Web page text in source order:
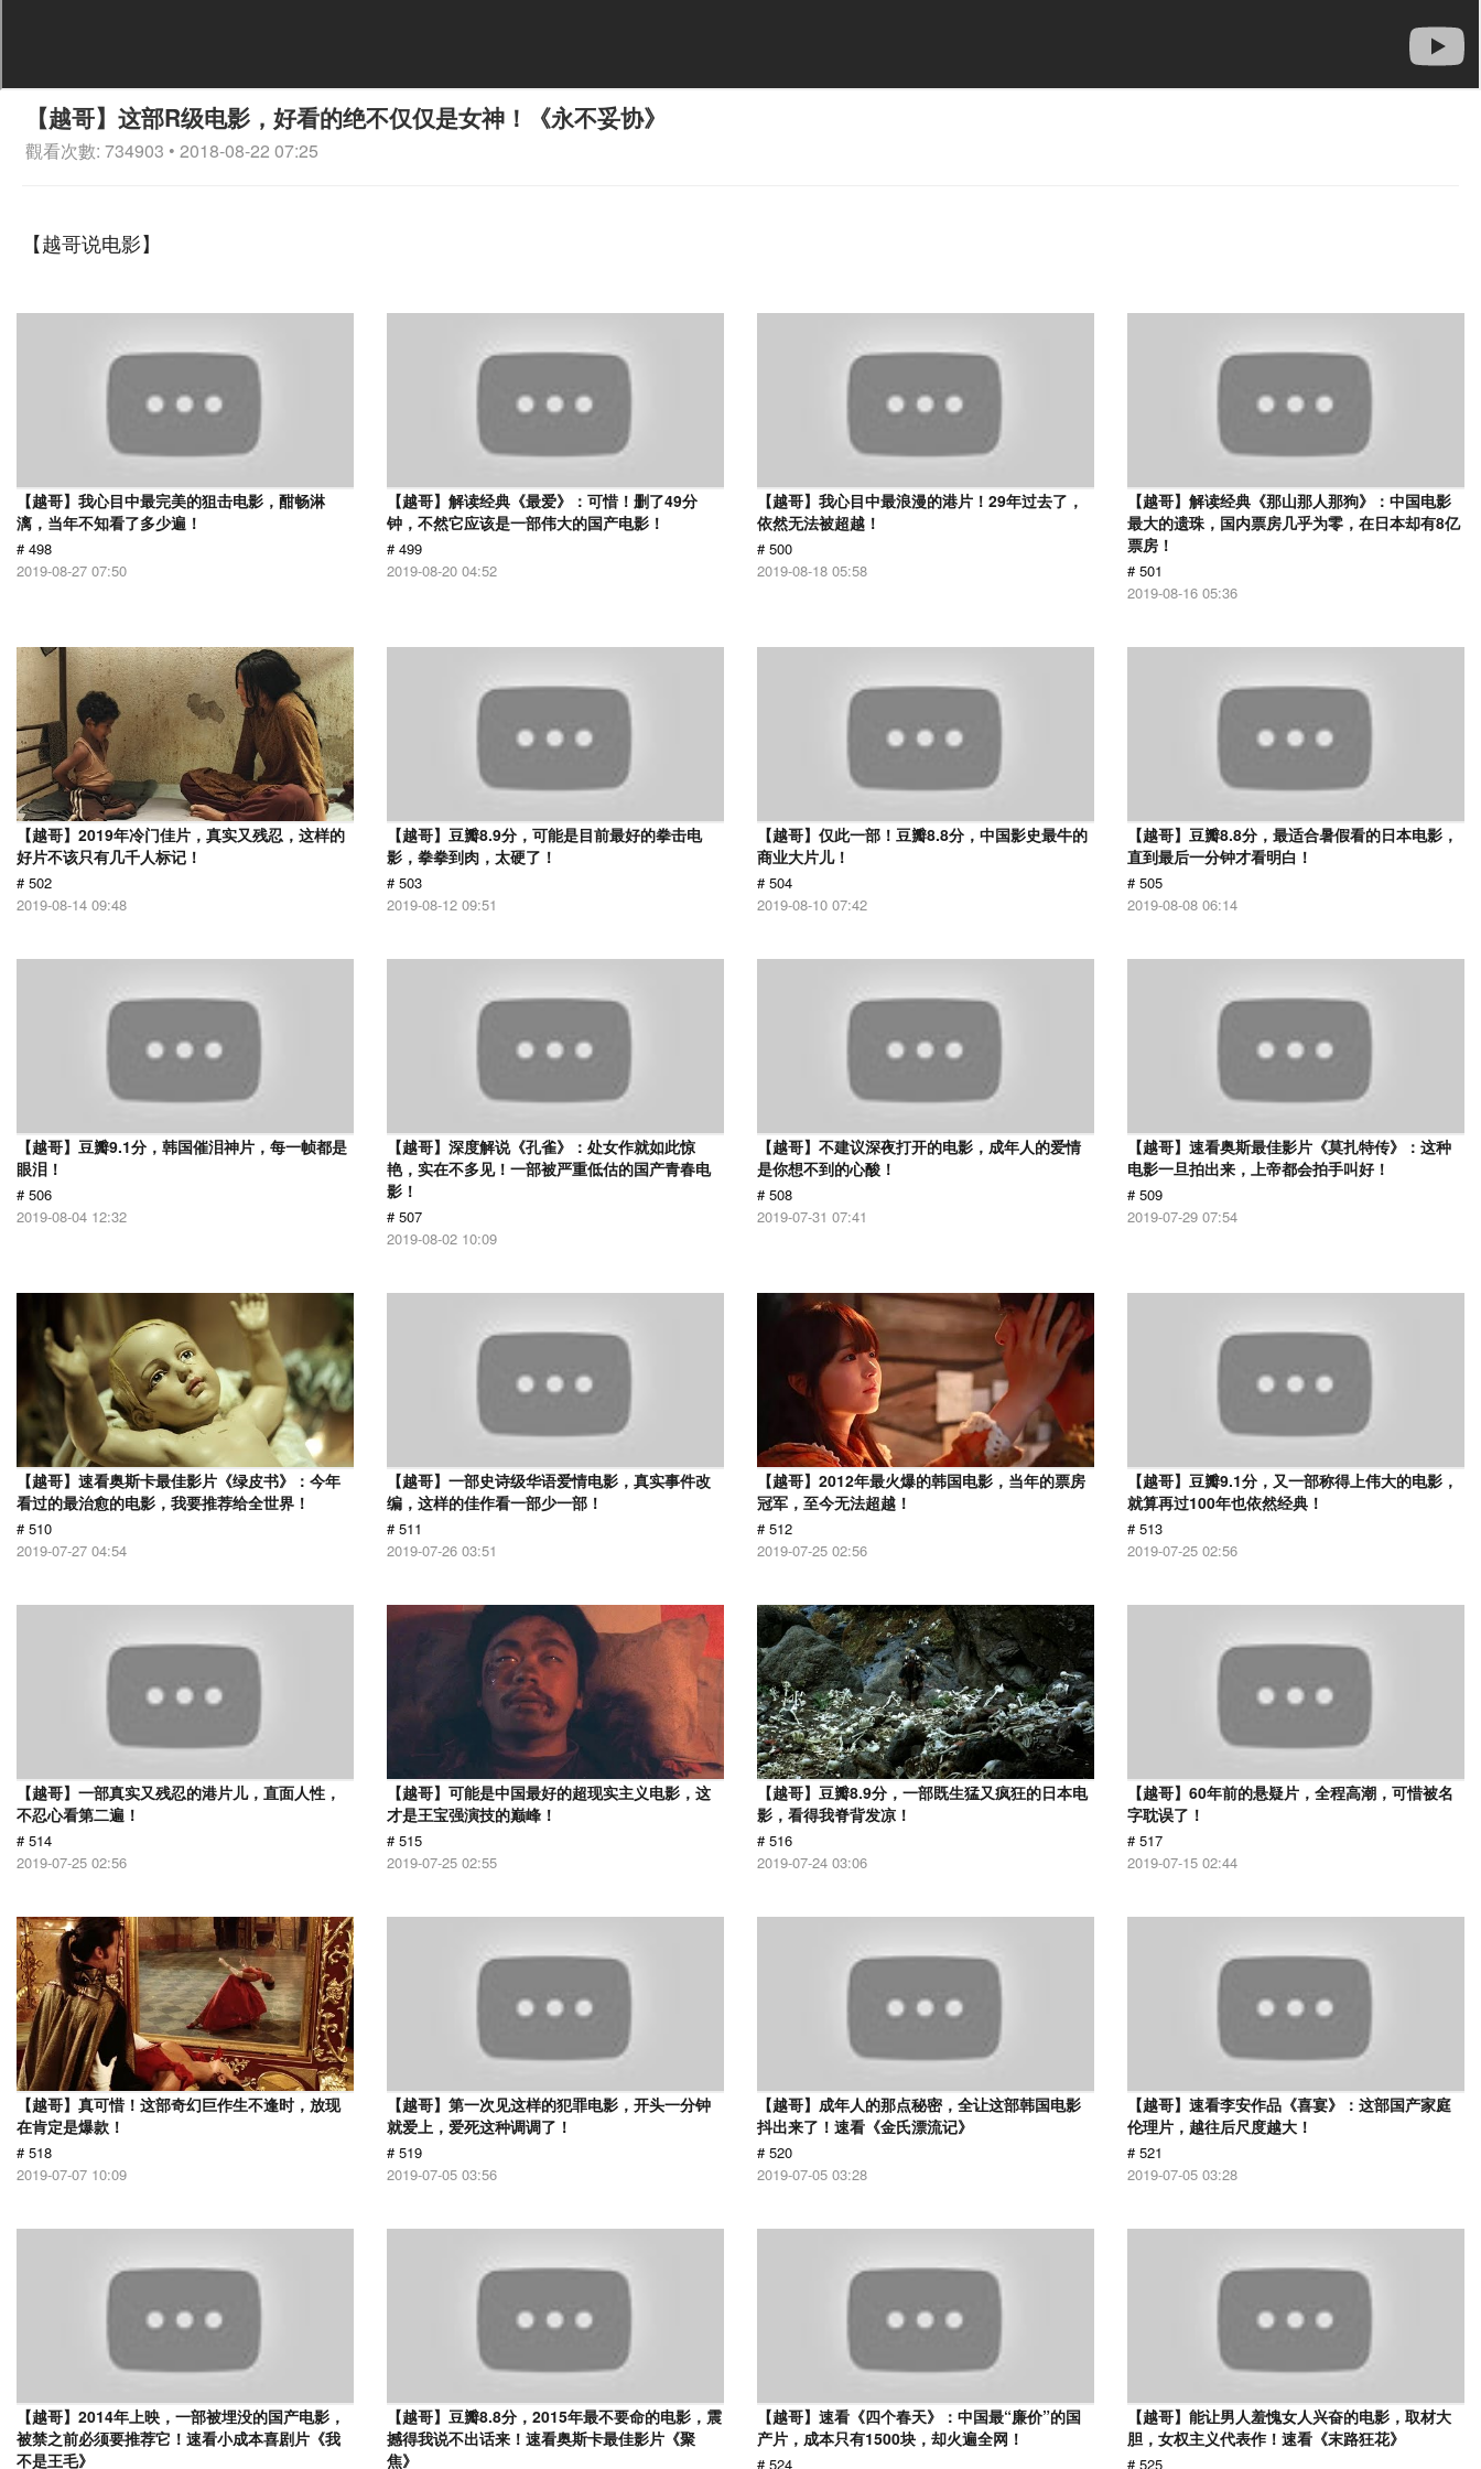
【越哥】这部R级电影，好看的绝不仅仅是女神！《永不妥协》
觀看次數: 734903 • 2018-08-22 07:25
【越哥说电影】
【越哥】我心目中最完美的狙击电影，酣畅淋
漓，当年不知看了多少遍！
# 498
2019-08-27 07:50
【越哥】解读经典《最爱》：可惜！删了49分
钟，不然它应该是一部伟大的国产电影！
# 499
2019-08-20 04:52
【越哥】我心目中最浪漫的港片！29年过去了，
依然无法被超越！
# 500
2019-08-18 05:58
【越哥】解读经典《那山那人那狗》：中国电影
最大的遗珠，国内票房几乎为零，在日本却有8亿
票房！
# 501
2019-08-16 05:36
【越哥】2019年冷门佳片，真实又残忍，这样的
好片不该只有几千人标记！
# 502
2019-08-14 09:48
【越哥】豆瓣8.9分，可能是目前最好的拳击电
影，拳拳到肉，太硬了！
# 503
2019-08-12 09:51
【越哥】仅此一部！豆瓣8.8分，中国影史最牛的
商业大片儿！
# 504
2019-08-10 07:42
【越哥】豆瓣8.8分，最适合暑假看的日本电影，
直到最后一分钟才看明白！
# 505
2019-08-08 06:14
【越哥】豆瓣9.1分，韩国催泪神片，每一帧都是
眼泪！
# 506
2019-08-04 12:32
【越哥】深度解说《孔雀》：处女作就如此惊
艳，实在不多见！一部被严重低估的国产青春电
影！
# 507
2019-08-02 10:09
【越哥】不建议深夜打开的电影，成年人的爱情
是你想不到的心酸！
# 508
2019-07-31 07:41
【越哥】速看奥斯最佳影片《莫扎特传》：这种
电影一旦拍出来，上帝都会拍手叫好！
# 509
2019-07-29 07:54
【越哥】速看奥斯卡最佳影片《绿皮书》：今年
看过的最治愈的电影，我要推荐给全世界！
# 510
2019-07-27 04:54
【越哥】一部史诗级华语爱情电影，真实事件改
编，这样的佳作看一部少一部！
# 511
2019-07-26 03:51
【越哥】2012年最火爆的韩国电影，当年的票房
冠军，至今无法超越！
# 512
2019-07-25 02:56
【越哥】豆瓣9.1分，又一部称得上伟大的电影，
就算再过100年也依然经典！
# 513
2019-07-25 02:56
【越哥】一部真实又残忍的港片儿，直面人性，
不忍心看第二遍！
# 514
2019-07-25 02:56
【越哥】可能是中国最好的超现实主义电影，这
才是王宝强演技的巅峰！
# 515
2019-07-25 02:55
【越哥】豆瓣8.9分，一部既生猛又疯狂的日本电
影，看得我脊背发凉！
# 516
2019-07-24 03:06
【越哥】60年前的悬疑片，全程高潮，可惜被名
字耽误了！
# 517
2019-07-15 02:44
【越哥】真可惜！这部奇幻巨作生不逢时，放现
在肯定是爆款！
# 518
2019-07-07 10:09
【越哥】第一次见这样的犯罪电影，开头一分钟
就爱上，爱死这种调调了！
# 519
2019-07-05 03:56
【越哥】成年人的那点秘密，全让这部韩国电影
抖出来了！速看《金氏漂流记》
# 520
2019-07-05 03:28
【越哥】速看李安作品《喜宴》：这部国产家庭
伦理片，越往后尺度越大！
# 521
2019-07-05 03:28
【越哥】2014年上映，一部被埋没的国产电影，
被禁之前必须要推荐它！速看小成本喜剧片《我
不是王毛》
【越哥】豆瓣8.8分，2015年最不要命的电影，震
撼得我说不出话来！速看奥斯卡最佳影片《聚
焦》
【越哥】速看《四个春天》：中国最“廉价”的国
产片，成本只有1500块，却火遍全网！
# 524
【越哥】能让男人羞愧女人兴奋的电影，取材大
胆，女权主义代表作！速看《末路狂花》
# 525